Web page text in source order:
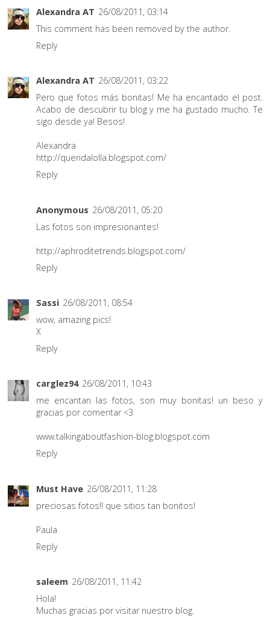
Alexandra AT 26/08/2011, 03:14
This comment has been removed by the author.
Reply
Alexandra AT 26/08/2011, 03:22
Pero que fotos más bonitas! Me ha encantado el post.
Acabo de descubrir tu blog y me ha gustado mucho. Te
sigo desde ya! Besos!
Alexandra
http://queridalolla.blogspot.com/
Reply
Anonymous 26/08/2011, 05:20
Las fotos son impresionantes!
http://aphroditetrends.blogspot.com/
Reply
Sassi 26/08/2011, 08:54
wow, amazing pics!
X
Reply
carglez94 26/08/2011, 10:43
me encantan las fotos, son muy bonitas! un beso y
gracias por comentar <3
www.talkingaboutfashion-blog.blogspot.com
Reply
Must Have 26/08/2011, 11:28
preciosas fotos!! que sitios tan bonitos!
Paula
Reply
saleem 26/08/2011, 11:42
Hola!
Muchas gracias por visitar nuestro blog.